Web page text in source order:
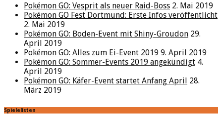
Pokémon GO: Vesprit als neuer Raid-Boss 2. Mai 2019
Pokémon GO Fest Dortmund: Erste Infos veröffentlicht
2. Mai 2019
Pokémon GO: Boden-Event mit Shiny-Groudon 29.
April 2019
Pokémon GO: Alles zum Ei-Event 2019 9. April 2019
Pokémon GO: Sommer-Events 2019 angekündigt 4.
April 2019
Pokémon GO: Käfer-Event startet Anfang April 28.
März 2019
Spielelisten